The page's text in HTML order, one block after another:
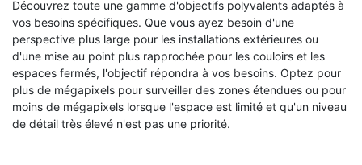
Découvrez toute une gamme d'objectifs polyvalents adaptés à
vos besoins spécifiques. Que vous ayez besoin d'une
perspective plus large pour les installations extérieures ou
d'une mise au point plus rapprochée pour les couloirs et les
espaces fermés, l'objectif répondra à vos besoins. Optez pour
plus de mégapixels pour surveiller des zones étendues ou pour
moins de mégapixels lorsque l'espace est limité et qu'un niveau
de détail très élevé n'est pas une priorité.